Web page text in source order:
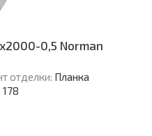
0,5 Norman
отделки: Планка
178